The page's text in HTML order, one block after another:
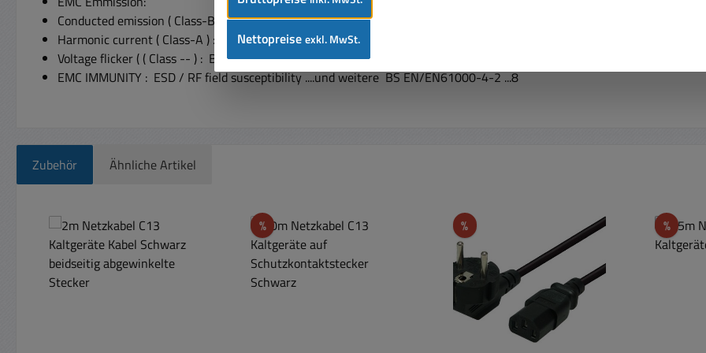
Conducted emission ( Class-B ) : BS EN/EN55032(CISPR32),FCC PART 15 / CISPR22 / CAN ICES-3(B)/NMB-
Harmonic current ( Class-A ) : BS EN/EN61000-3-2,GB9254
Voltage flicker ( ( Class -- ) : BS EN/EN61000-3-3
EMC IMMUNITY : ESD / RF field susceptibility ....und weitere BS EN/EN61000-4-2 ...8
Zubehör Ähnliche Artikel
%Rabatt %Rabatt %Rabatt
Nettopreiseexkl. MwSt.